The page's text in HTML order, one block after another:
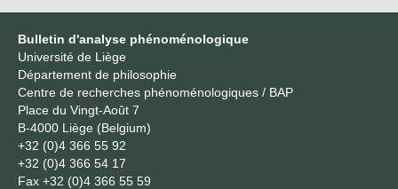
Bulletin d'analyse phénoménologique
Université de Liège
Département de philosophie
Centre de recherches phénoménologiques / BAP
Place du Vingt-Août 7
B-4000 Liège (Belgium)
+32 (0)4 366 55 92
+32 (0)4 366 54 17
Fax +32 (0)4 366 55 59